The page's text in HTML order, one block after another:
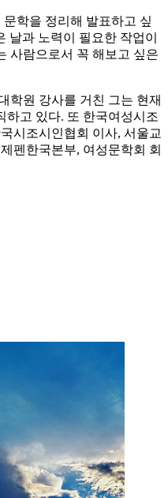
학을 정리해 발표하고 싶
날과 노력이 필요한 작업이
사람으로서 꼭 해보고 싶은
학원 강사를 거친 그는 현재
하고 있다. 또 한국여성시조
시조시인협회 이사, 서울교
펜한국본부, 여성문학회 회